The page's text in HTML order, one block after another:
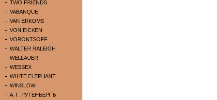
TWO FRIENDS
VABANQUE
VAN ERKOMS
VON EICKEN
VORONTSOFF
WALTER RALEIGH
WELLAUER
WESSEX
WHITE ELEPHANT
WINSLOW
А. Г. РУТЕНБЕРГЪ